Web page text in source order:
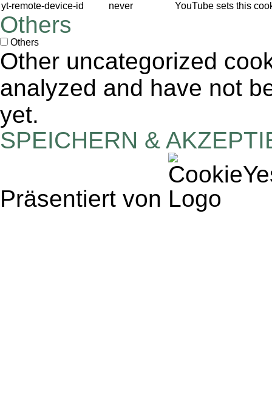
yt-remote-device-id
never YouTube sets this
Others
Others
Other uncategorized
analyzed and have not
yet.
SPEICHERN &
Präsentiert von